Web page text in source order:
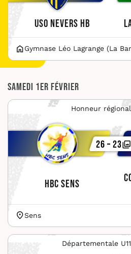
USO Nevers HB
Gymnase Léo Lagrange (La
Samedi 1er février
Honneur
HBC Sens
26 – 23
Sens
Départementale